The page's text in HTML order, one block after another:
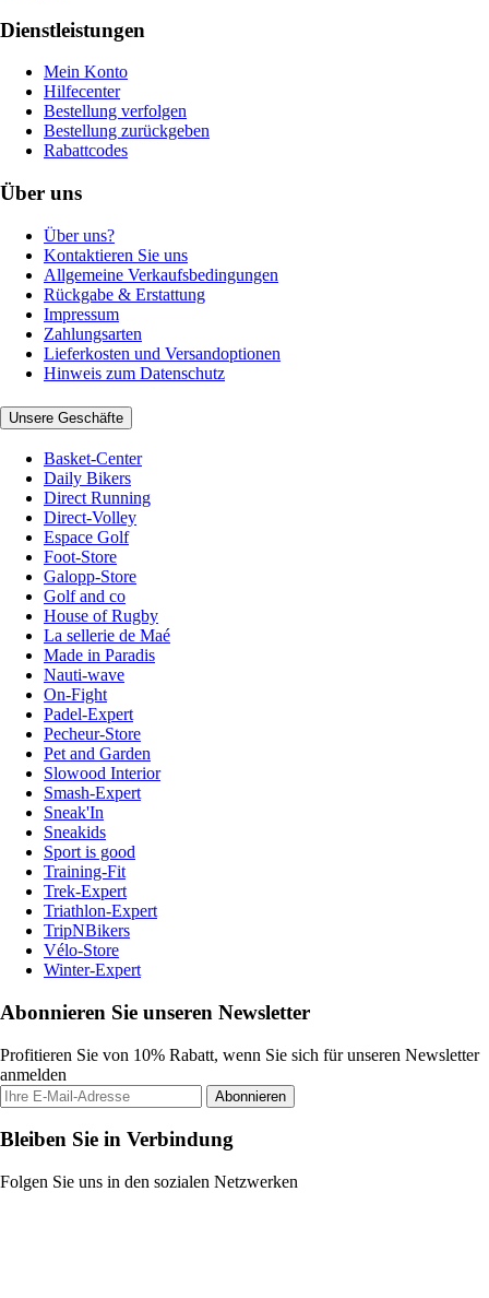
Dienstleistungen
Mein Konto
Hilfecenter
Bestellung verfolgen
Bestellung zurückgeben
Rabattcodes
Über uns
Über uns?
Kontaktieren Sie uns
Allgemeine Verkaufsbedingungen
Rückgabe & Erstattung
Impressum
Zahlungsarten
Lieferkosten und Versandoptionen
Hinweis zum Datenschutz
Unsere Geschäfte
Basket-Center
Daily Bikers
Direct Running
Direct-Volley
Espace Golf
Foot-Store
Galopp-Store
Golf and co
House of Rugby
La sellerie de Maé
Made in Paradis
Nauti-wave
On-Fight
Padel-Expert
Pecheur-Store
Pet and Garden
Slowood Interior
Smash-Expert
Sneak'In
Sneakids
Sport is good
Training-Fit
Trek-Expert
Triathlon-Expert
TripNBikers
Vélo-Store
Winter-Expert
Abonnieren Sie unseren Newsletter
Profitieren Sie von 10% Rabatt, wenn Sie sich für unseren Newsletter
anmelden
Abonnieren
Bleiben Sie in Verbindung
Folgen Sie uns in den sozialen Netzwerken